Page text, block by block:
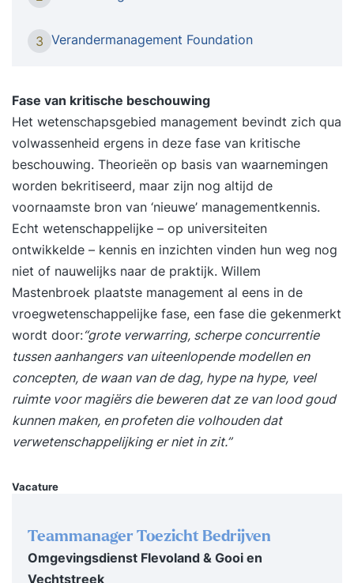
en tools in plaats van op gedrag. In de training
doen, maar ontdek je hoe jíj omgaat met tijd,
gedragspatronen en leert hoe je vanuit
bewustzijn structureel effectiever wordt. Een
praktische training die direct resultaat oplevert in
je werk én in je energie. Iets voor jou De training
‘Timemanagement’ is bedoeld voor professionals
die meer rendement, voldoening en focus uit hun
werkdag willen halen. Wat deze tweedaagse
training uniek maakt In de training
‘Timemanagement’ worden gedragspsychologie,
effectiviteitstechnieken en leiderschapsprincipes
gecombineerd. Je leert niet alleen je tijd te
managen, maar vooral het managen van jezelf.
Voordelen van deze tweedaagse opzet: Inzicht in
je persoonlijke gedragspatronen en tijdverbruik.
Meer focus op wat echt belangrijk is. Praktische
tools voor directe toepassing in je werk.
Resultaat Na deze training weet je hoe je een
momenten en vergroot je invloed in uitdagende
situaties. Je boekt zichtbaar betere resultaten en
3 Verandermanagement Foundation
Fase van kritische beschouwing
Het wetenschapsgebied management bevindt zich qua
volwassenheid ergens in deze fase van kritische
beschouwing. Theorieën op basis van waarnemingen
worden bekritiseerd, maar zijn nog altijd de
voornaamste bron van ‘nieuwe’ managementkennis.
Echt wetenschappelijke – op universiteiten
ontwikkelde – kennis en inzichten vinden hun weg nog
niet of nauwelijks naar de praktijk. Willem
Mastenbroek plaatste management al eens in de
vroegwetenschappelijke fase, een fase die gekenmerkt
wordt door:“grote verwarring, scherpe concurrentie
tussen aanhangers van uiteenlopende modellen en
concepten, de waan van de dag, hype na hype, veel
ruimte voor magiërs die beweren dat ze van lood goud
kunnen maken, en profeten die volhouden dat
verwetenschappelijking er niet in zit.”
Vacature
Teammanager Toezicht Bedrijven
Omgevingsdienst Flevoland & Gooi en
Vechtstreek